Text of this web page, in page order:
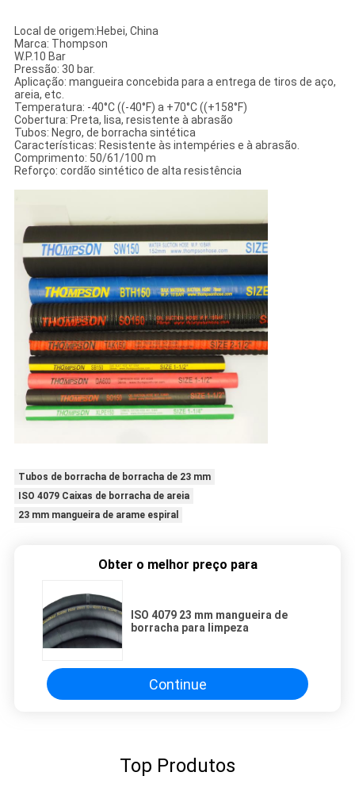
Local de origem:Hebei, China
Marca: Thompson
W.P.10 Bar
Pressão: 30 bar.
Aplicação: mangueira concebida para a entrega de tiros de aço,
areia, etc.
Temperatura: -40°C ((-40°F) a +70°C ((+158°F)
Cobertura: Preta, lisa, resistente à abrasão
Tubos: Negro, de borracha sintética
Características: Resistente às intempéries e à abrasão.
Comprimento: 50/61/100 m
Reforço: cordão sintético de alta resistência
Tubos de borracha de borracha de 23 mm
ISO 4079 Caixas de borracha de areia
23 mm mangueira de arame espiral
Obter o melhor preço para
ISO 4079 23 mm mangueira de
borracha para limpeza
Continue
Top Produtos